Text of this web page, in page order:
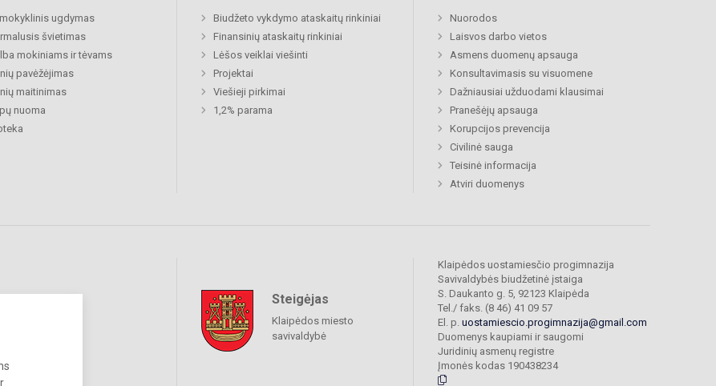
ugdymas
švietimas
mokiniams ir tėvams
pavėžėjimas
maitinimas
nuoma
Biudžeto vykdymo ataskaitų rinkiniai
Finansinių ataskaitų rinkiniai
Lėšos veiklai viešinti
Projektai
Viešieji pirkimai
1,2% parama
Nuorodos
Laisvos darbo vietos
Asmens duomenų apsauga
Konsultavimasis su visuomene
Dažniausiai užduodami klausimai
Pranešėjų apsauga
Korupcijos prevencija
Civilinė sauga
Teisinė informacija
Atviri duomenys
Steigėjas
Klaipėdos miesto
savivaldybė
Klaipėdos uostamiesčio progimnazija
Savivaldybės biudžetinė įstaiga
S. Daukanto g. 5, 92123 Klaipėda
Tel./ faks. (8 46) 41 09 57
El. p. uostamiescio.progimnazija@gmail.com
Duomenys kaupiami ir saugomi
Juridinių asmenų registre
Įmonės kodas 190438234